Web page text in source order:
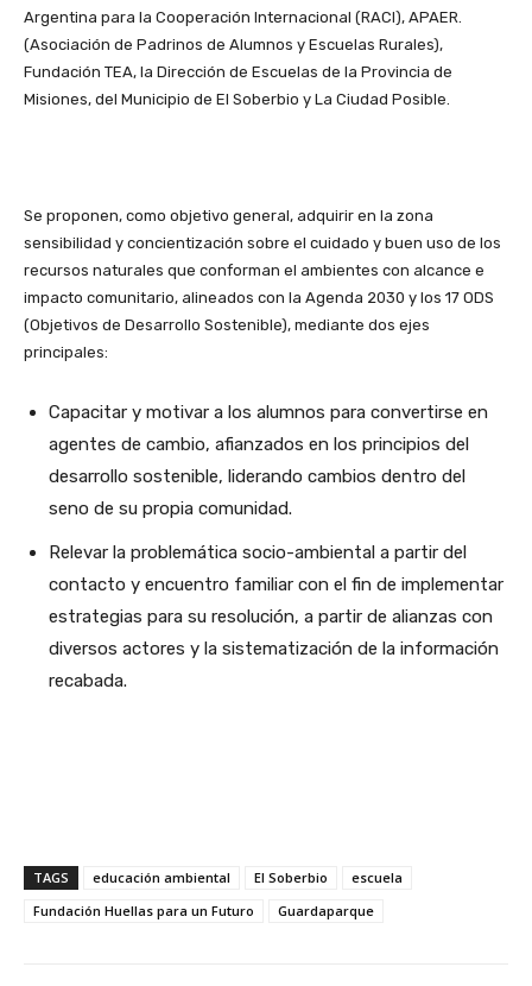
Argentina para la Cooperación Internacional (RACI), APAER.
(Asociación de Padrinos de Alumnos y Escuelas Rurales),
Fundación TEA, la Dirección de Escuelas de la Provincia de
Misiones, del Municipio de El Soberbio y La Ciudad Posible.
Se proponen, como objetivo general, adquirir en la zona
sensibilidad y concientización sobre el cuidado y buen uso de los
recursos naturales que conforman el ambientes con alcance e
impacto comunitario, alineados con la Agenda 2030 y los 17 ODS
(Objetivos de Desarrollo Sostenible), mediante dos ejes
principales:
Capacitar y motivar a los alumnos para convertirse en
agentes de cambio, afianzados en los principios del
desarrollo sostenible, liderando cambios dentro del
seno de su propia comunidad.
Relevar la problemática socio-ambiental a partir del
contacto y encuentro familiar con el fin de implementar
estrategias para su resolución, a partir de alianzas con
diversos actores y la sistematización de la información
recabada.
TAGS educación ambiental El Soberbio
escuela
Fundación Huellas para un Futuro
Guardaparque